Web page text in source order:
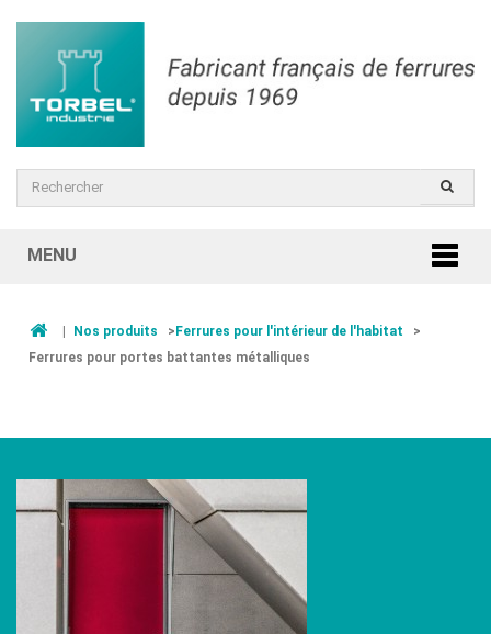
MENU
| Nos produits >Ferrures pour l'intérieur de l'habitat
>
Ferrures pour portes battantes métalliques